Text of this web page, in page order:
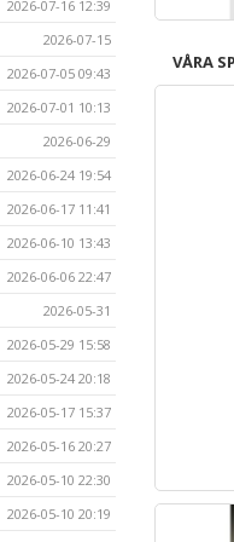
2026-07-16 12:39
2026-07-15
2026-07-05 09:43
2026-07-01 10:13
2026-06-29
2026-06-24 19:54
2026-06-17 11:41
2026-06-10 13:43
2026-06-06 22:47
2026-05-31
2026-05-29 15:58
2026-05-24 20:18
2026-05-17 15:37
2026-05-16 20:27
2026-05-10 22:30
2026-05-10 20:19
VÅRA